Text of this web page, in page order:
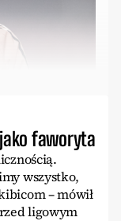
faworyta
wszystko,
– mówił
ligowym